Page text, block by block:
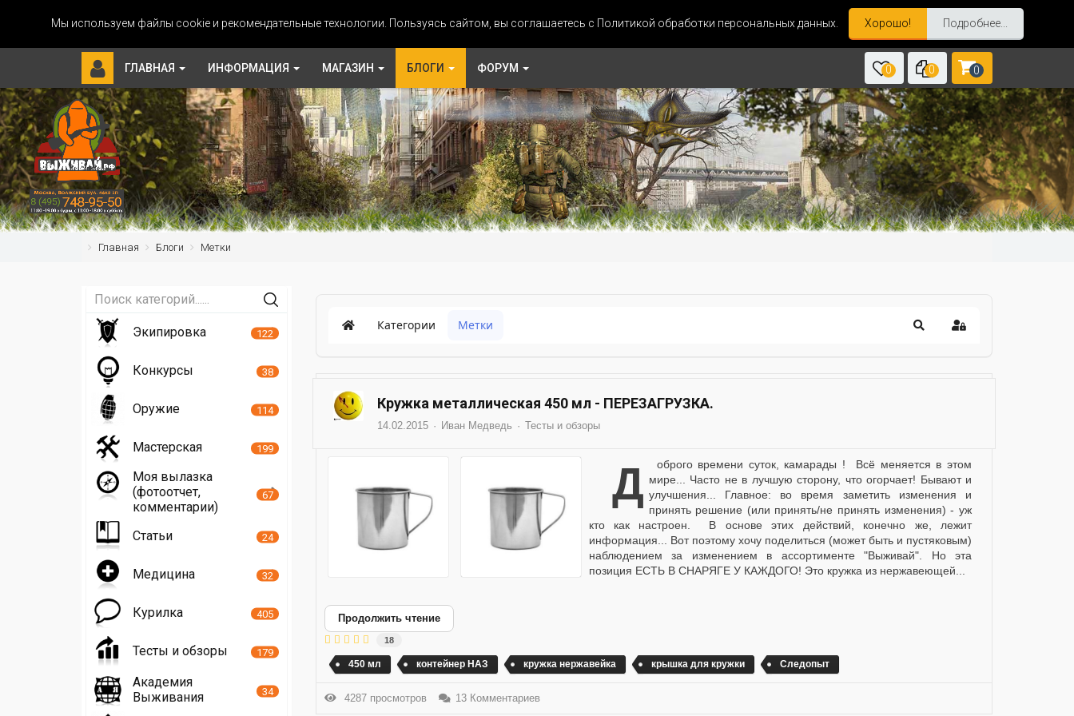
Мы используем файлы cookie и рекомендательные технологии. Пользуясь сайтом, вы соглашаетесь с Политикой обработки персональных данных. Хорошо! Подробнее...
ГЛАВНАЯ ИНФОРМАЦИЯ МАГАЗИН БЛОГИ ФОРУМ 0 0 0
Главная Блоги Метки
Категории Метки
Кружка металлическая 450 мл - ПЕРЕЗАГРУЗКА.
14.02.2015 Иван Медведь Тесты и обзоры
Доброго времени суток, камарады ! Всё меняется в этом мире... Часто не в лучшую сторону, что огорчает! Бывают и
улучшения... Главное: во время заметить изменения и
принять решение (или принять/не принять изменения) - уж
кто как настроен. В основе этих действий, конечно же, лежит
информация... Вот поэтому хочу поделиться (может быть и пустяковым)
наблюдением за изменением в ассортименте "Выживай". Но эта
позиция ЕСТЬ В СНАРЯГЕ У КАЖДОГО! Это кружка из нержавеющей...
Продолжить чтение
18
450 мл контейнер НАЗ кружка нержавейка крышка для кружки Следопыт
4287 просмотров 13 Комментариев
Экипировка 122
Конкурсы 38
Оружие 114
Мастерская 199
Моя вылазка
(фотоотчет,
комментарии)
67
Статьи 24
Медицина 32
Курилка 405
Тесты и обзоры 179
Академия
Выживания
34